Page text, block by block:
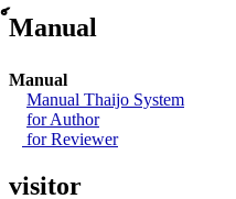
์Manual
Manual
Manual Thaijo System
for Author
for Reviewer
visitor